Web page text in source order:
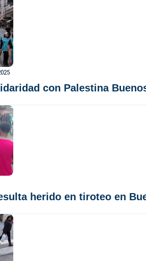
con Palestina
herido en tiroteo en